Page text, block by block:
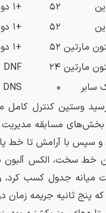
۵۲ +۱ دور
۵۲ +۱ دور
مارتین ۵۲ +۱ دور
مارتین ۲۴ DNF
سابر ۰ DNS
وستپن کنترل کامل
مسابقه مدیریت
و سپس با آرامش تا خط
سخت، الکس آلبون با
میانه جدول کسب کرد،
پنج ثانیه جریمه زمان